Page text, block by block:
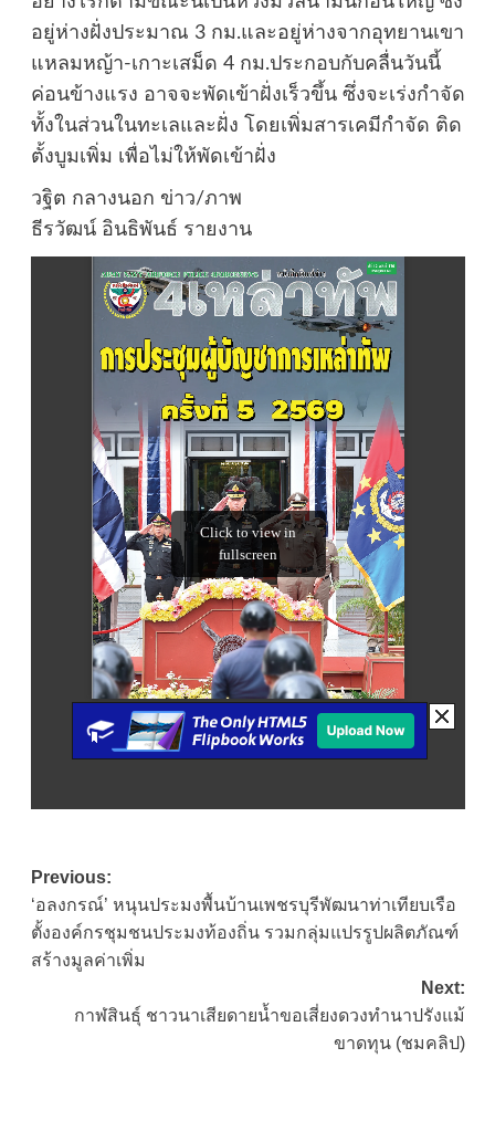
อยู่ห่างฝั่งประมาณ 3 กม.และอยู่ห่างจากอุทยานเขา
แหลมหญ้า-เกาะเสม็ด 4 กม.ประกอบกับคลื่นวันนี้
ค่อนข้างแรง อาจจะพัดเข้าฝั่งเร็วขึ้น ซึ่งจะเร่งกำจัด
ทั้งในส่วนในทะเลและฝั่ง โดยเพิ่มสารเคมีกำจัด ติด
ตั้งบูมเพิ่ม เพื่อไม่ให้พัดเข้าฝั่ง
วฐิต กลางนอก ข่าว/ภาพ
ธีรวัฒน์ อินธิพันธ์ รายงาน
Post
navigation
Previous:
‘อลงกรณ์’ หนุนประมงพื้นบ้านเพชรบุรีพัฒนาท่าเทียบเรือ
ตั้งองค์กรชุมชนประมงท้องถิ่น รวมกลุ่มแปรรูปผลิตภัณฑ์
สร้างมูลค่าเพิ่ม
Next:
กาฬสินธุ์ ชาวนาเสียดายน้ำขอเสี่ยงดวงทำนาปรังแม้
ขาดทุน (ชมคลิป)